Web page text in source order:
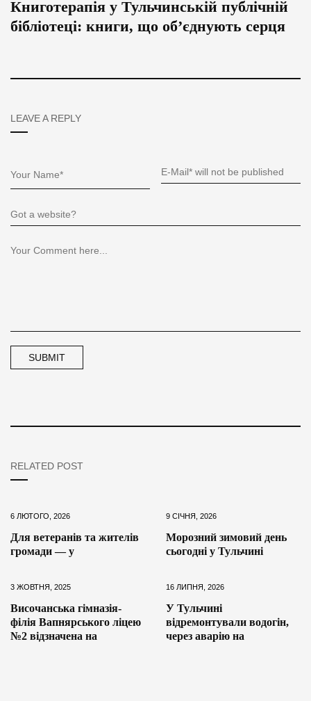
Книготерапія у Тульчинській публічній
бібліотеці: книги, що об’єднують серця
LEAVE A REPLY
RELATED POST
6 ЛЮТОГО, 2026
Для ветеранів та жителів
громади — у
9 СІЧНЯ, 2026
Морозний зимовий день
сьогодні у Тульчині
3 ЖОВТНЯ, 2025
Височанська гімназія-
філія Вапнярського ліцею
№2 відзначена на
16 ЛИПНЯ, 2026
У Тульчині
відремонтували водогін,
через аварію на